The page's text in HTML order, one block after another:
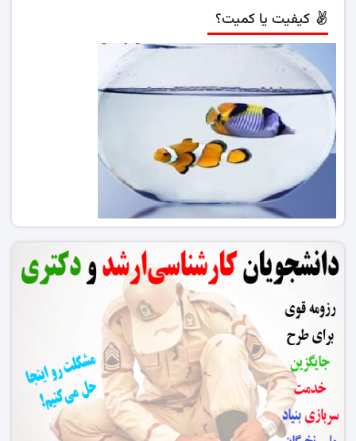
کیفیت یا کمیت؟